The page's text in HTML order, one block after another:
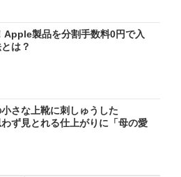
Apple製品を分割手数料0円で入
は？
さな上靴に刺しゅうした
見とれる仕上がりに「母の愛